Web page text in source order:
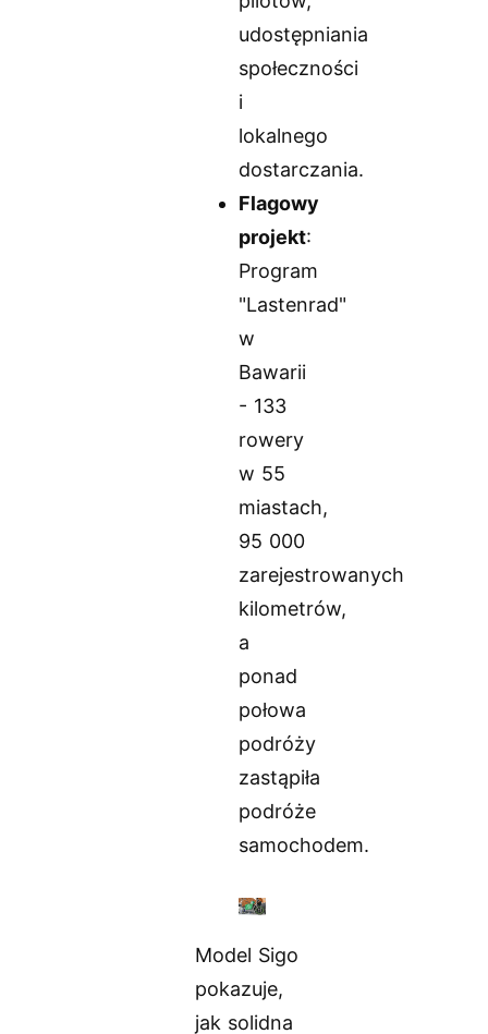
udostępniania
społeczności
i
lokalnego
dostarczania.
Flagowy
projekt:
Program
"Lastenrad"
w
Bawarii
- 133
rowery
w 55
miastach,
95 000
zarejestrowanych
kilometrów,
a
ponad
połowa
podróży
zastąpiła
podróże
samochodem.
Model Sigo
pokazuje,
jak solidna